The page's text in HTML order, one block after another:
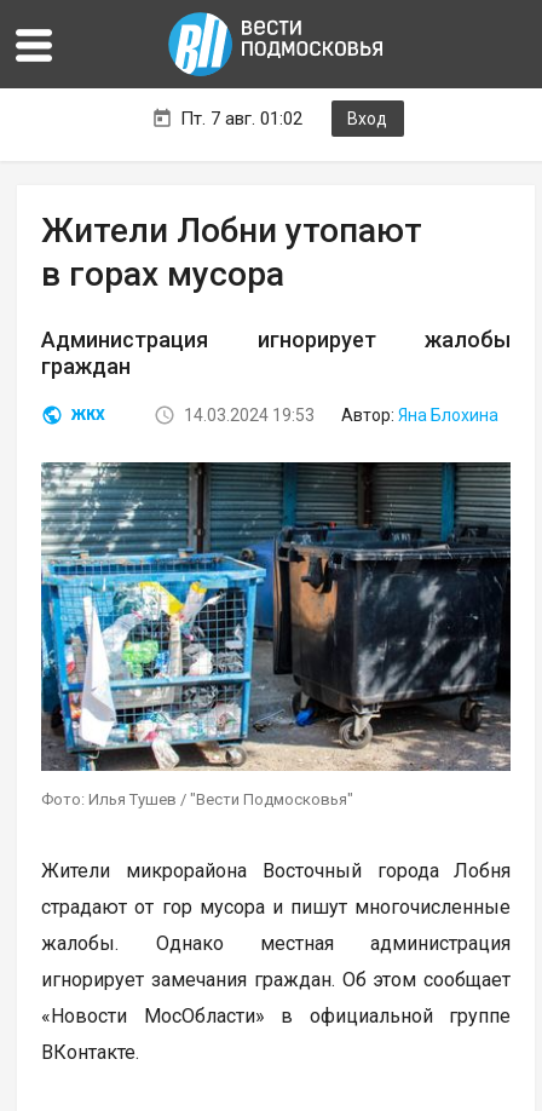
Пт. 7 авг. 01:02 Вход
Жители Лобни утопают
в горах мусора
Администрация игнорирует жалобы
граждан
ЖКХ 14.03.2024 19:53 Автор:Яна Блохина
Фото: Илья Тушев / "Вести Подмосковья"
Жители микрорайона Восточный города Лобня
страдают от гор мусора и пишут многочисленные
жалобы. Однако местная администрация
игнорирует замечания граждан. Об этом сообщает
«Новости МосОбласти» в официальной группе
ВКонтакте.